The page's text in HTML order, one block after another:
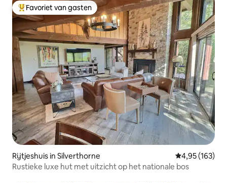
Topfavoriet van gasten
Favoriet van gasten
Rijtjeshuis in Silverthorne Gemiddelde
4,95 (163)
Rustieke luxe hut met uitzicht op het nationale bos